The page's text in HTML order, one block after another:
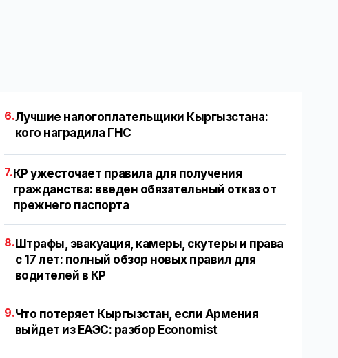
6.Лучшие налогоплательщики Кыргызстана:
кого наградила ГНС
7.КР ужесточает правила для получения
гражданства: введен обязательный отказ от
прежнего паспорта
8.Штрафы, эвакуация, камеры, скутеры и права
с 17 лет: полный обзор новых правил для
водителей в КР
9.Что потеряет Кыргызстан, если Армения
выйдет из ЕАЭС: разбор Economist